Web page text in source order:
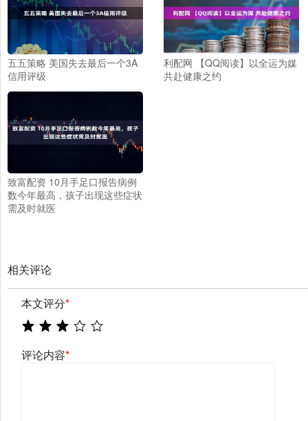
五五策略 美国失去最后一个3A
信用评级
利配网 【QQ阅读】以全运为媒
共赴健康之约
致富配资 10月手足口报告病例
数今年最高，孩子出现这些症状
需及时就医
相关评论
本文评分*
评论内容*